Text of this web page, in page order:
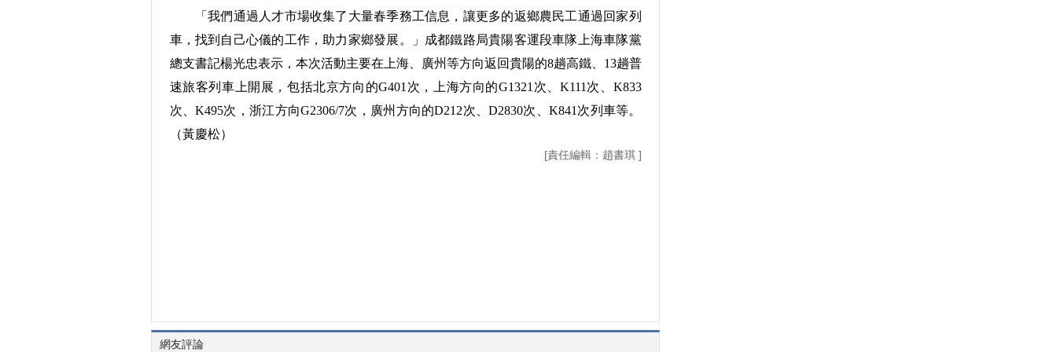
「我們通過人才市場收集了大量春季務工信息，讓更多的返鄉農民工通過回家列
車，找到自己心儀的工作，助力家鄉發展。」成都鐵路局貴陽客運段車隊上海車隊黨
總支書記楊光忠表示，本次活動主要在上海、廣州等方向返回貴陽的8趟高鐵、13趟普
速旅客列車上開展，包括北京方向的G401次，上海方向的G1321次、K111次、K833
次、K495次，浙江方向G2306/7次，廣州方向的D212次、D2830次、K841次列車等。
（黃慶松）
[責任編輯：趙書琪 ]
網友評論